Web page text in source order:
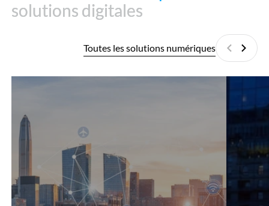
solutions digitales
solutions digitales
Toutes les solutions numériques
360°SCANS